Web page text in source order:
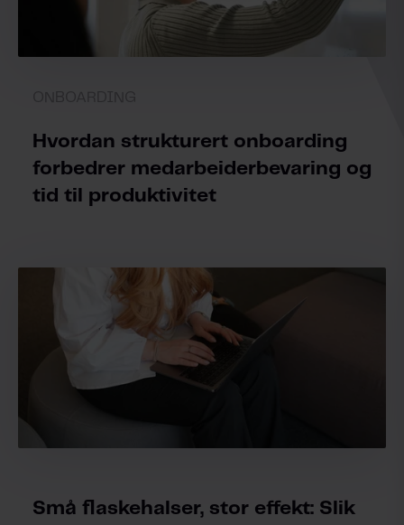
Hvordan strukturert onboarding
forbedrer medarbeiderbevaring og
tid til produktivitet
Små flaskehalser, stor effekt: Slik